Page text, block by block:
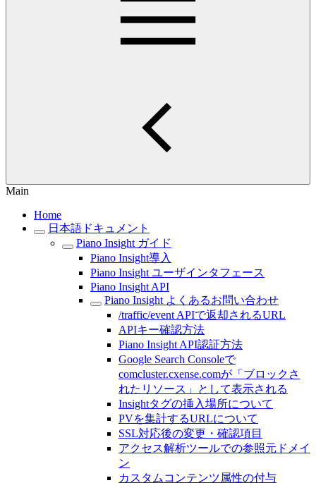
Main
Home
日本語ドキュメント
Piano Insight ガイド
Piano Insight導入
Piano Insight ユーザインタフェース
Piano Insight API
Piano Insight よくあるお問い合わせ
/traffic/event APIで返却されるURL
APIキー確認方法
Piano Insight API認証方法
Google Search Consoleで
comcluster.cxense.comが「ブロックさ
れたリソース」として表示される
Insightタグの挿入場所について
PVを集計するURLについて
SSL対応後の変更・確認項目
アクセス解析ツールでの参照元ドメイ
ン
カスタムコンテンツ属性の付与